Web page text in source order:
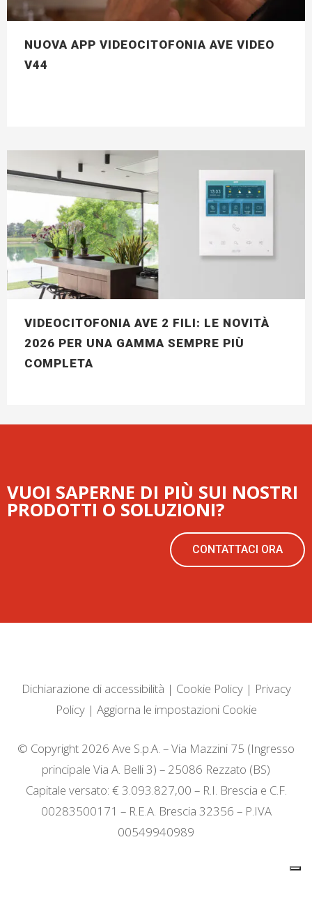
NUOVA APP VIDEOCITOFONIA AVE VIDEO
V44
VIDEOCITOFONIA AVE 2 FILI: LE NOVITÀ
2026 PER UNA GAMMA SEMPRE PIÙ
COMPLETA
VUOI SAPERNE DI PIÙ SUI NOSTRI
PRODOTTI O SOLUZIONI?
CONTATTACI ORA
Dichiarazione di accessibilità | Cookie Policy| Privacy
Policy| Aggiorna le impostazioni Cookie
© Copyright 2026 Ave S.p.A. – Via Mazzini 75 (Ingresso
principale Via A. Belli 3) – 25086 Rezzato (BS)
Capitale versato: € 3.093.827,00 – R.I. Brescia e C.F.
00283500171 – R.E.A. Brescia 32356 – P.IVA
00549940989